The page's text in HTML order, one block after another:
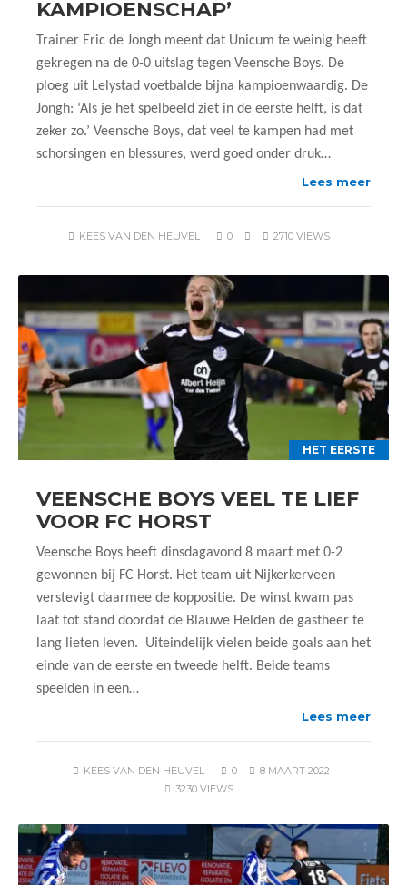
KAMPIOENSCHAP’
Trainer Eric de Jongh meent dat Unicum te weinig heeft
gekregen na de 0-0 uitslag tegen Veensche Boys. De
ploeg uit Lelystad voetbalde bijna kampioenwaardig. De
Jongh: ‘Als je het spelbeeld ziet in de eerste helft, is dat
zeker zo.’ Veensche Boys, dat veel te kampen had met
schorsingen en blessures, werd goed onder druk…
Lees meer
KEES VAN DEN HEUVEL 0 2710 VIEWS
HET EERSTE
VEENSCHE BOYS VEEL TE LIEF
VOOR FC HORST
Veensche Boys heeft dinsdagavond 8 maart met 0-2
gewonnen bij FC Horst. Het team uit Nijkerkerveen
verstevigt daarmee de koppositie. De winst kwam pas
laat tot stand doordat de Blauwe Helden de gastheer te
lang lieten leven. Uiteindelijk vielen beide goals aan het
einde van de eerste en tweede helft. Beide teams
speelden in een…
Lees meer
KEES VAN DEN HEUVEL 0
8 MAART 2022
3230 VIEWS